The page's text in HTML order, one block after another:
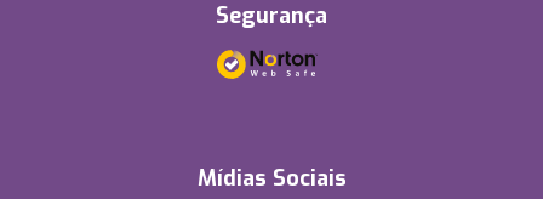
Segurança
Mídias Sociais